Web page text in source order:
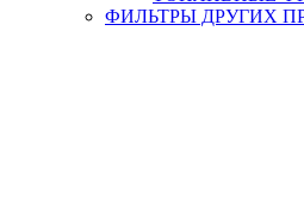
ФИЛЬТРЫ ДРУГИХ